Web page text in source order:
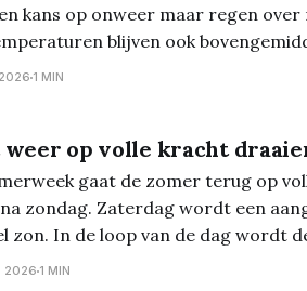
kans op onweer maar regen
blijven ook
om en bij1 MIN
weer op volle kracht
gaat de zomer terug op
een aangename
zon. In de loop van de dag wordt
De maxima lopen op tot 27
2026 1 MIN